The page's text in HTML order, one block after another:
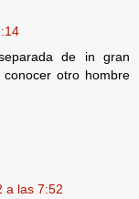
de in gran
otro hombre
a las 7:52